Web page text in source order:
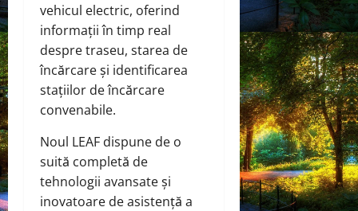
vehicul electric, oferind
informații în timp real
despre traseu, starea de
încărcare și identificarea
stațiilor de încărcare
convenabile.
Noul LEAF dispune de o
suită completă de
tehnologii avansate și
inovatoare de asistență a